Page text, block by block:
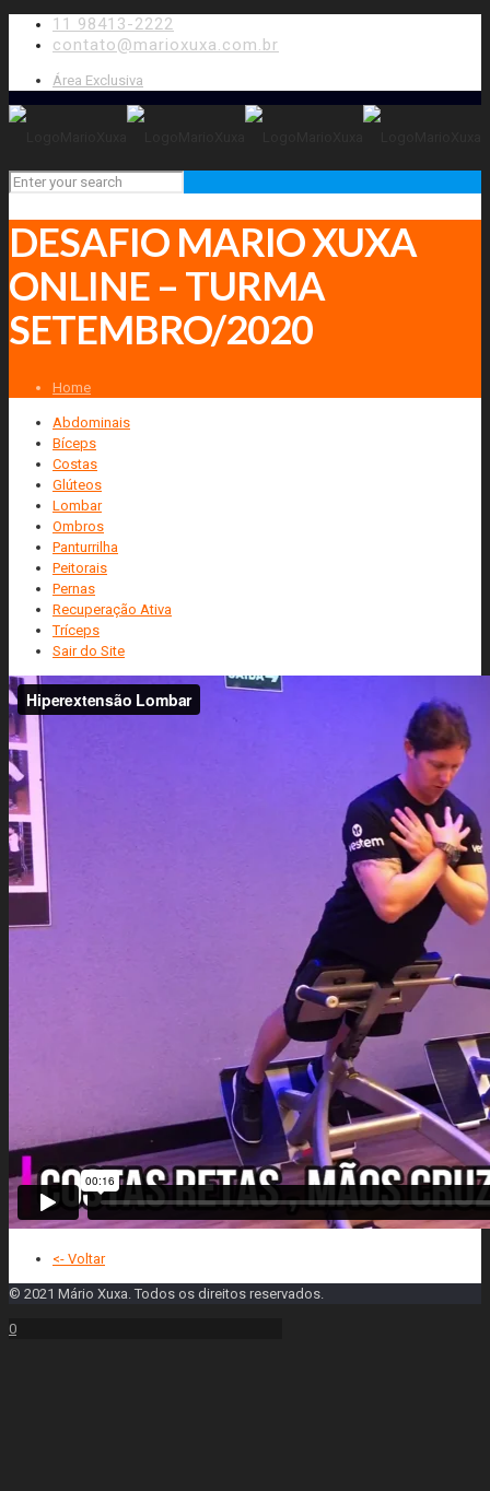
11 98413-2222
contato@marioxuxa.com.br
Área Exclusiva
DESAFIO MARIO XUXA
ONLINE – TURMA
SETEMBRO/2020
Home
Abdominais
Bíceps
Costas
Glúteos
Lombar
Ombros
Panturrilha
Peitorais
Pernas
Recuperação Ativa
Tríceps
Sair do Site
<- Voltar
© 2021 Mário Xuxa. Todos os direitos reservados.
0